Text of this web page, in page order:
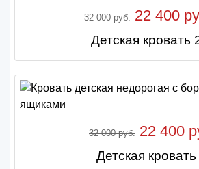
32 000 руб.22 400
Детская кровать
32 000 руб. 22 400
Детская